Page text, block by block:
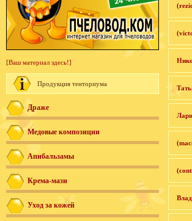
[Ваш материал здесь!]
Продукция тенториума
Драже
Медовые композиции
Апибальзамы
Крема-мази
Уход за кожей